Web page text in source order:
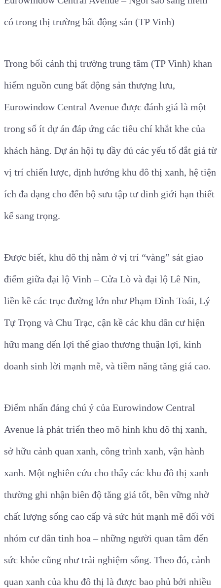
có trong thị trường bất động sản (TP Vinh)
Trong bối cảnh thị trường trung tâm (TP Vinh) khan
hiếm nguồn cung bất động sản thượng lưu,
Eurowindow Central Avenue được đánh giá là một
trong số ít dự án đáp ứng các tiêu chí khắt khe của
khách hàng. Dự án hội tụ đầy đủ các yếu tố đắt giá từ
vị trí chiến lược, định hướng khu đô thị xanh, hệ tiện
ích đa dạng cho đến bộ sưu tập tư dinh giới hạn thiết
kế sang trọng.
Được biết, khu đô thị nằm ở vị trí “vàng” sát giao
điểm giữa đại lộ Vinh – Cửa Lò và đại lộ Lê Nin,
liền kề các trục đường lớn như Phạm Đình Toái, Lý
Tự Trọng và Chu Trạc, cận kề các khu dân cư hiện
hữu mang đến lợi thế giao thương thuận lợi, kinh
doanh sinh lời mạnh mẽ, và tiềm năng tăng giá cao.
Điểm nhấn đáng chú ý của Eurowindow Central
Avenue là phát triển theo mô hình khu đô thị xanh,
sở hữu cảnh quan xanh, công trình xanh, vận hành
xanh. Một nghiên cứu cho thấy các khu đô thị xanh
thường ghi nhận biên độ tăng giá tốt, bền vững nhờ
chất lượng sống cao cấp và sức hút mạnh mẽ đối với
nhóm cư dân tinh hoa – những người quan tâm đến
sức khỏe cũng như trải nghiệm sống. Theo đó, cảnh
quan xanh của khu đô thị là được bao phủ bởi nhiều